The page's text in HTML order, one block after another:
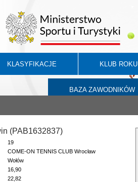
KLASYFIKACJE KLUB ROKU
BAZA ZAWODNIKÓW
(PAB1632837)
19
COME-ON TENNIS CLUB Wrocław
Wołów
16,90
22,82